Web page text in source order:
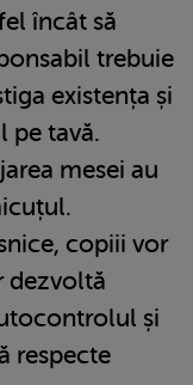
încât să
trebuie
existența și
pe tavă.
mesei au
copiii vor
dezvoltă
și
respecte